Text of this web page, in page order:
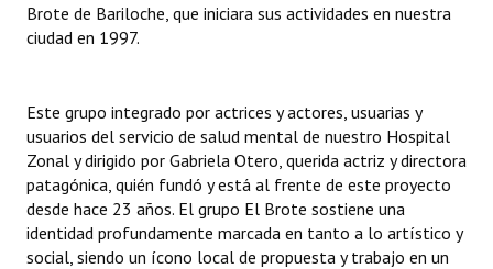
Ejecución Presupuestaria
NORMATIVA
Comunicaciones
Declaraciones
Resoluciones
Brote de Bariloche, que iniciara sus actividades en nuestra
ciudad en 1997.
Este grupo integrado por actrices y actores, usuarias y
usuarios del servicio de salud mental de nuestro Hospital
Zonal y dirigido por Gabriela Otero, querida actriz y directora
patagónica, quién fundó y está al frente de este proyecto
desde hace 23 años. El grupo El Brote sostiene una
identidad profundamente marcada en tanto a lo artístico y
social, siendo un ícono local de propuesta y trabajo en un